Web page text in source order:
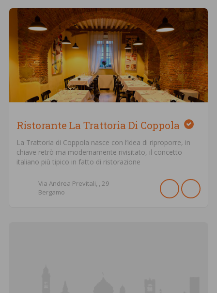
Ristorante La Trattoria Di Coppola
La Trattoria di Coppola nasce con l’idea di riproporre, in
chiave retrò ma modernamente rivisitato, il concetto
italiano più tipico in fatto di ristorazione
Via Andrea Previtali, ,
29
Bergamo